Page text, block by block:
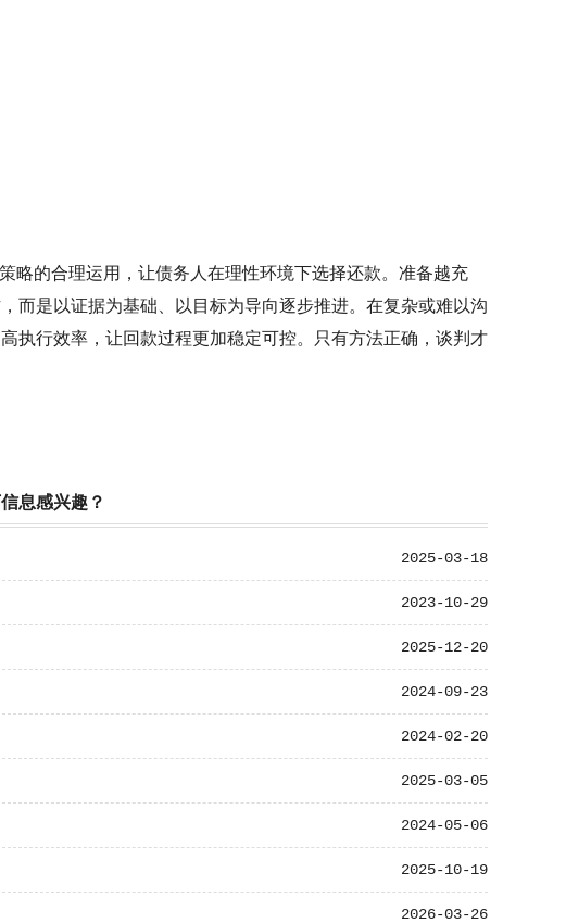
略的合理运用，让债务人在理性环境下选择还款。准备越充
而是以证据为基础、以目标为导向逐步推进。在复杂或难以沟
执行效率，让回款过程更加稳定可控。只有方法正确，谈判才
息感兴趣？
2025-03-18
2023-10-29
2025-12-20
2024-09-23
2024-02-20
2025-03-05
2024-05-06
2025-10-19
2026-03-26